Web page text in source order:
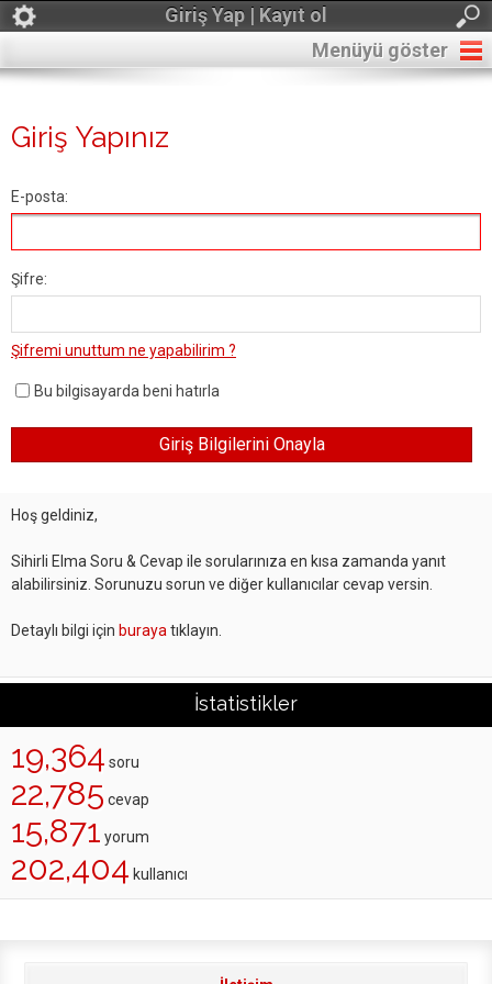
Giriş Yap | Kayıt ol
Menüyü göster
Giriş Yapınız
E-posta:
Şifre:
Şifremi unuttum ne yapabilirim ?
Bu bilgisayarda beni hatırla
Hoş geldiniz,
Sihirli Elma Soru & Cevap ile sorularınıza en kısa zamanda yanıt
alabilirsiniz. Sorunuzu sorun ve diğer kullanıcılar cevap versin.
Detaylı bilgi için buraya tıklayın.
İstatistikler
19,364 soru
22,785 cevap
15,871 yorum
202,404 kullanıcı